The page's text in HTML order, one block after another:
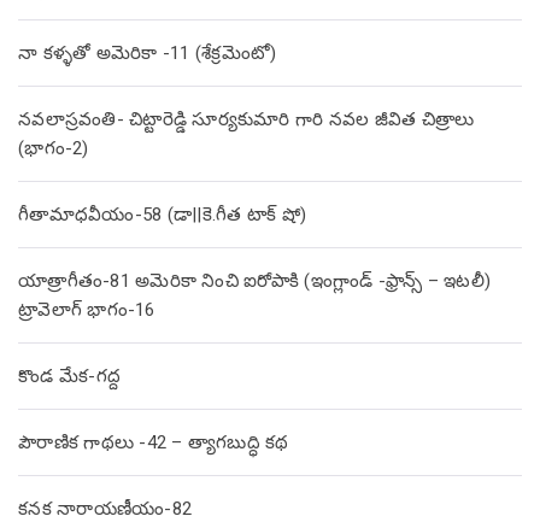
నా కళ్ళతో అమెరికా -11 (శేక్రమెంటో)
నవలాస్రవంతి- చిట్టారెడ్డి సూర్యకుమారి గారి నవల జీవిత చిత్రాలు
(భాగం-2)
గీతామాధవీయం-58 (డా||కె.గీత టాక్ షో)
యాత్రాగీతం-81 అమెరికా నించి ఐరోపాకి (ఇంగ్లాండ్ -ఫ్రాన్స్ – ఇటలీ)
ట్రావెలాగ్ భాగం-16
కొండ మేక-గద్ద
పౌరాణిక గాథలు -42 – త్యాగబుద్ధి కథ
కనక నారాయణీయం-82